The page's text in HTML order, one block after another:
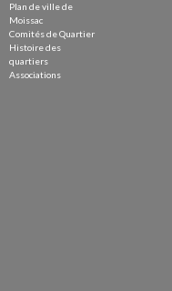
Plan de ville de
Moissac
Comités de Quartier
Histoire des
quartiers
Associations